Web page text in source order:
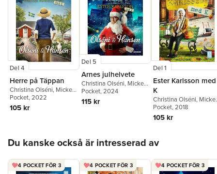
Del 4
Herre på Täppan
Christina Olséni, Micke
Hansen
Pocket, 2022
105 kr
Del 5
Arnes julhelvete
Christina Olséni, Micke
Hansen
Pocket, 2024
115 kr
Del 1
Ester Karlsson med
K
Christina Olséni, Micke
Hansen
Pocket, 2018
105 kr
Du kanske också är intresserad av
4 POCKET FÖR 3 4 POCKET FÖR 3 4 POCKET FÖR 3